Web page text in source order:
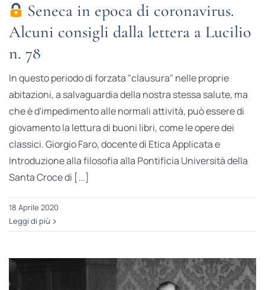
Seneca in epoca di coronavirus.
Alcuni consigli dalla lettera a Lucilio
n. 78
In questo periodo di forzata "clausura" nelle proprie
abitazioni, a salvaguardia della nostra stessa salute, ma
che è d'impedimento alle normali attività, può essere di
giovamento la lettura di buoni libri, come le opere dei
classici. Giorgio Faro, docente di Etica Applicata e
Introduzione alla filosofia alla Pontificia Università della
Santa Croce di [...]
18 Aprile 2020
Leggi di più